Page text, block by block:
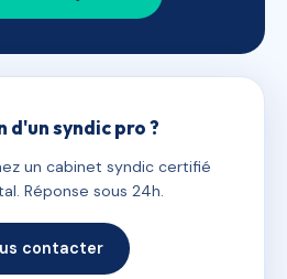
d'un syndic pro ?
un cabinet syndic certifié
Réponse sous 24h.
contacter